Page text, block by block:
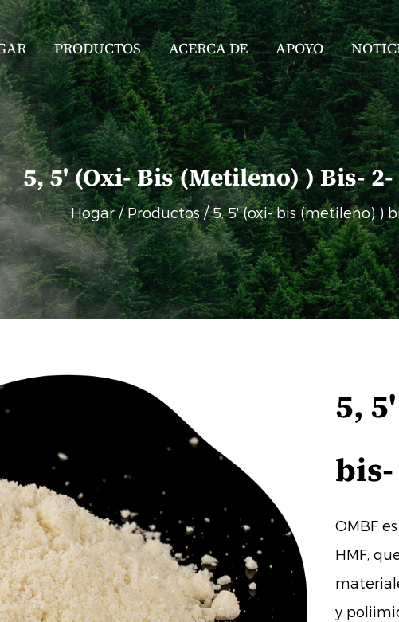
PRODUCTOS ACERCA DE APOYO
5, 5' (oxi- Bis (metileno) ) Bis-
Hogar/Productos/5, 5' (oxi- bis (metileno) )
5,
OMBF
HMF,
y